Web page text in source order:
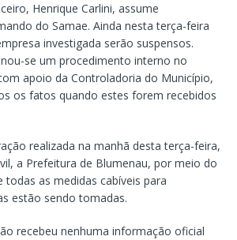
Henrique Carlini, assume
do Samae. Ainda nesta terça-feira
investigada serão suspensos.
se um procedimento interno no
apoio da Controladoria do Município,
os fatos quando estes forem recebidos
realizada na manhã desta terça-feira,
a Prefeitura de Blumenau, por meio do
todas as medidas cabíveis para
estão sendo tomadas.
recebeu nenhuma informação oficial